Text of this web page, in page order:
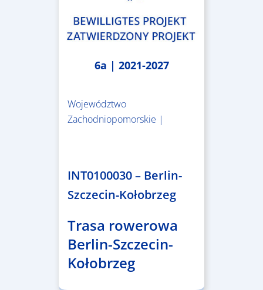
6a | 2021-2027
Województwo
Zachodniopomorskie |
INT0100030 – Berlin-
Szczecin-Kołobrzeg
Trasa rowerowa
Berlin-Szczecin-
Kołobrzeg